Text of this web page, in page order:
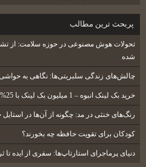
پربحث ترين مطالب
تحولات هوش مصنوعی در حوزه سلامت: از
شده
چالش‌های زندگی سلبریتی‌ها: نگاهی به حواشی
خرید بک لینک انبوه – 1 میلیون بک لینک با 25% تخفیف
رنگ‌های خنثی در مد: چگونه از آن‌ها در استایل
کودکان برای تقویت حافظه چه بخورند؟
دنیای پرماجرای استارتاپ‌ها: سفری از ایده تا